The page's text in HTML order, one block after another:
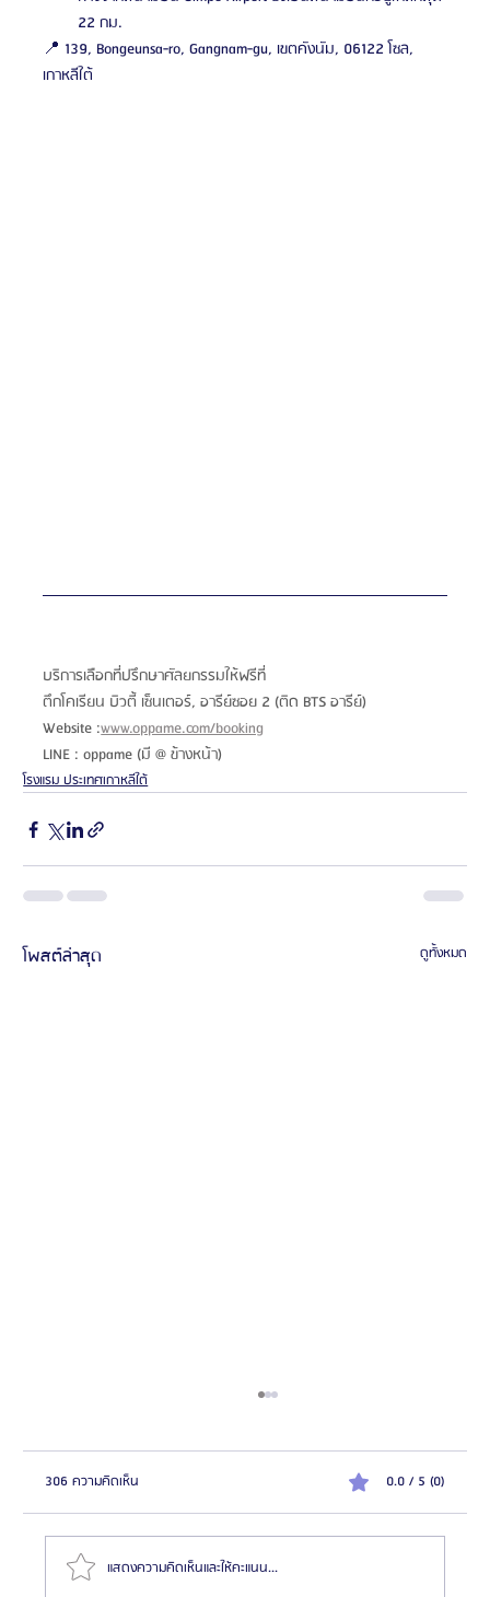
22 กม.
📍 139, Bongeunsa-ro, Gangnam-gu, เขตคังนัม, 06122 โซล,
เกาหลีใต้
บริการเลือกที่ปรึกษาศัลยกรรมให้ฟรีที่
ตึกโคเรียน บิวตี้ เซ็นเตอร์, อารีย์ซอย 2 (ติด BTS อารีย์)
Website :www.oppame.com/booking
LINE : oppame (มี @ ข้างหน้า)
โรงแรม ประเทศเกาหลีใต้
โพสต์ล่าสุด ดูทั้งหมด
306 ความคิดเห็น 0.0 / 5 (0)
แสดงความคิดเห็นและให้คะแนน...